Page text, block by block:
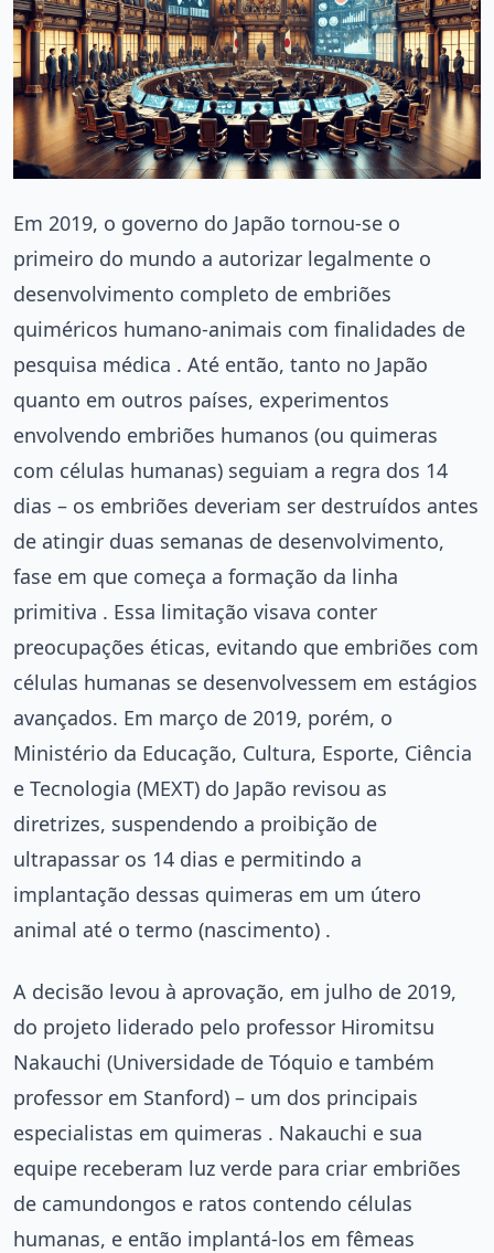
Em 2019, o governo do Japão tornou-se o
primeiro do mundo a autorizar legalmente o
desenvolvimento completo de embriões
quiméricos humano-animais com finalidades de
pesquisa médica . Até então, tanto no Japão
quanto em outros países, experimentos
envolvendo embriões humanos (ou quimeras
com células humanas) seguiam a regra dos 14
dias – os embriões deveriam ser destruídos antes
de atingir duas semanas de desenvolvimento,
fase em que começa a formação da linha
primitiva . Essa limitação visava conter
preocupações éticas, evitando que embriões com
células humanas se desenvolvessem em estágios
avançados. Em março de 2019, porém, o
Ministério da Educação, Cultura, Esporte, Ciência
e Tecnologia (MEXT) do Japão revisou as
diretrizes, suspendendo a proibição de
ultrapassar os 14 dias e permitindo a
implantação dessas quimeras em um útero
animal até o termo (nascimento) .
A decisão levou à aprovação, em julho de 2019,
do projeto liderado pelo professor Hiromitsu
Nakauchi (Universidade de Tóquio e também
professor em Stanford) – um dos principais
especialistas em quimeras . Nakauchi e sua
equipe receberam luz verde para criar embriões
de camundongos e ratos contendo células
humanas, e então implantá-los em fêmeas